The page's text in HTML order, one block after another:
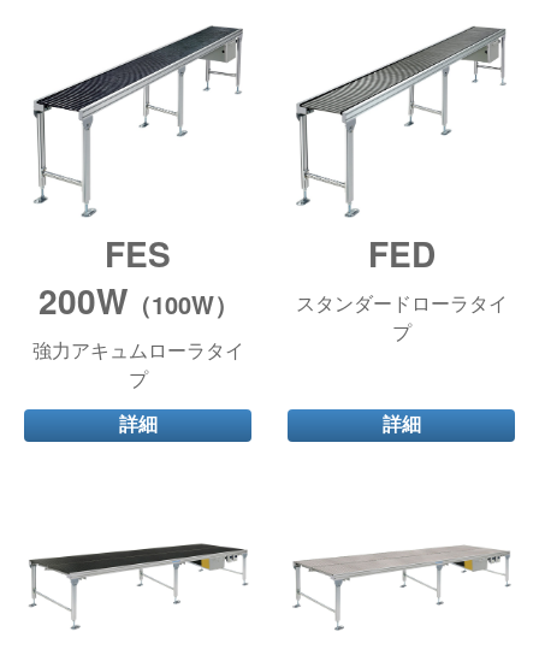
FES
200W（100W）
強力アキュムローラタイ
プ
詳細
FED
スタンダードローラタイ
プ
詳細